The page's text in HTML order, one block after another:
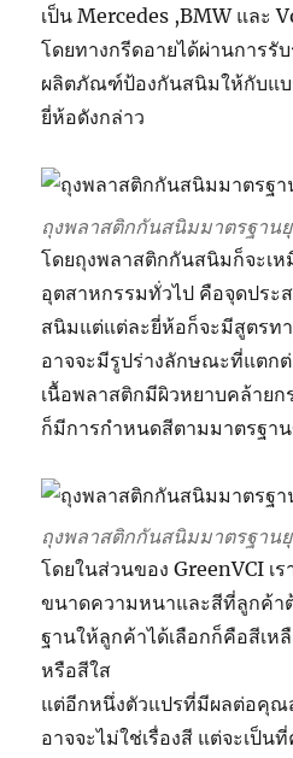
เป็น Mercedes ,BMW และ
โดยทางกรีดอายได้ผ่านการรั
ผลิตภัณฑ์ป้องกันสนิมให้กับแ
ยี่ห้อดังกล่าว
ถุงพลาสติกกันสนิมมาตรฐาน
โดยถุงพลาสติกกันสนิมก็จะเ
อุตสาหกรรมทั่วไป คือจุดประ
สนิมแต่แต่ละยี่ห้อก็จะมีสูตรท
อาจจะมีรูปร่างลักษณะที่แตกต่
เนื้อพลาสติกมีผิวหยาบคล้าย
ก็มีการกำหนดสีตามมาตรฐาน
ถุงพลาสติกกันสนิมมาตรฐาน
โดยในส่วนของ GreenVCI เ
ขนาดความหนาและสีที่ลูกค้า
ฐานให้ลูกค้าได้เลือกก็คือสีเห
หรือสีใส
แต่อีกหนึ่งตัวแปรที่มีผลต่อคุณ
อาจจะไม่ใช่เรื่องสี แต่จะเป็